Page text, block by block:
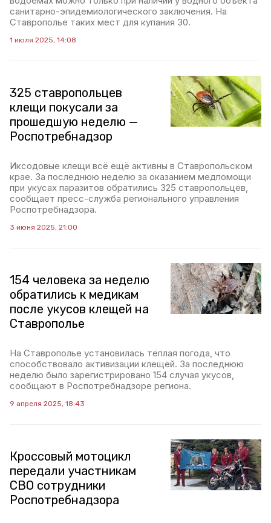
санитарно-эпидемиологического заключения. На
Ставрополье таких мест для купания 30.
1 июля 2025, 14:08
325 ставропольцев
клещи покусали за
прошедшую неделю —
Роспотребнадзор
Иксодовые клещи всё ещё активны в Ставропольском
крае. За последнюю неделю за оказанием медпомощи
при укусах паразитов обратились 325 ставропольцев,
сообщает пресс-служба регионального управления
Роспотребнадзора.
3 июня 2025, 21:00
154 человека за неделю
обратились к медикам
после укусов клещей на
Ставрополье
На Ставрополье установилась тёплая погода, что
способствовало активизации клещей. За последнюю
неделю было зарегистрировано 154 случая укусов,
сообщают в Роспотребнадзоре региона.
9 апреля 2025, 18:43
Кроссовый мотоцикл
передали участникам
СВО сотрудники
Роспотребнадзора